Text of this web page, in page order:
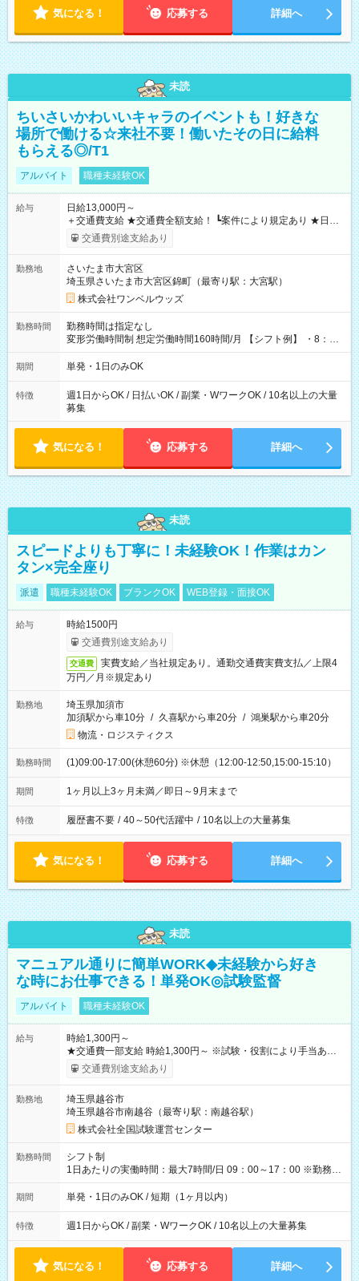
気になる！ 応募する 詳細へ
未読
ちいさいかわいいキャラのイベントも！好きな
場所で働ける☆来社不要！働いたその日に給料
もらえる◎/T1
アルバイト 職種未経験OK
給与
日給13,000円～
＋交通費支給 ★交通費全額支給！ ┗案件により規定あり ★日払
いOK！（規定あり） ┗働いたその日に現金GET♪ お仕事後はコ
ンビニATMから 日払い分を引き落とせます！ 【試用期間】試
交通費別途支給あり
勤務地
さいたま市大宮区
埼玉県さいたま市大宮区錦町（最寄り駅：大宮駅）
株式会社ワンベルウッズ
勤務時間
勤務時間は指定なし
変形労働時間制 想定労働時間160時間/月 【シフト例】 ・8：00
～21：00
期間 単発・1日のみOK
特徴
週1日からOK / 日払いOK / 副業・WワークOK / 10名以上の大量
募集
気になる！ 応募する 詳細へ
未読
スピードよりも丁寧に！未経験OK！作業はカン
タン×完全座り
派遣 職種未経験OK ブランクOK WEB登録・面接OK
給与
時給1500円
交通費別途支給あり
交通費
実費支給／当社規定あり。通勤交通費実費支払／上限4
万円／月※規定あり
勤務地
埼玉県加須市
加須駅から車10分 / 久喜駅から車20分 / 鴻巣駅から車20分
物流・ロジスティクス
勤務時間 (1)09:00-17:00(休憩60分) ※休憩（12:00-12:50,15:00-15:10）
期間 1ヶ月以上3ヶ月未満／即日～9月末まで
特徴 履歴書不要 / 40～50代活躍中 / 10名以上の大量募集
気になる！ 応募する 詳細へ
未読
マニュアル通りに簡単WORK◆未経験から好き
な時にお仕事できる！単発OK◎試験監督
アルバイト 職種未経験OK
給与
時給1,300円～
★交通費一部支給 時給1,300円～ ※試験・役割により手当あり
※勤務回数により昇給あり 【即給（前払い）オプションあ
り！】 希望される場合、勤務から1週間ほどで給与の一部を受け
例】 ・河合塾模擬試験 8:30～17:30（休憩1時間） 時給1,300円
×8時間＝日収10,400円＋交通費 ※当日の役割により時給＋100
円の場合あり ・国家試験 7:00～13:30（休憩なし） 時給1,300
円（役割手当＋100円）×6時間＝日収8,400円＋交通費 【試用期
間】試用期間なし
交通費別途支給あり
勤務地
埼玉県越谷市
埼玉県越谷市南越谷（最寄り駅：南越谷駅）
株式会社全国試験運営センター
勤務時間
シフト制
1日あたりの実働時間：最大7時間/日 09：00～17：00 ※勤務時
間は 試験により異なります。
期間 単発・1日のみOK / 短期（1ヶ月以内）
特徴 週1日からOK / 副業・WワークOK / 10名以上の大量募集
気になる！ 応募する 詳細へ